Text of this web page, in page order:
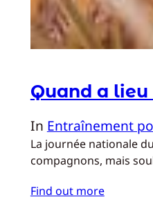
Quand a
In Entraînement
La journée nationale
compagnons, mais
Find out more